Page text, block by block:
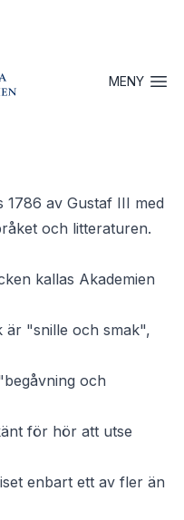
MENYÖppna
1786 av Gustaf III med
och litteraturen.
kallas Akademien
är "snille och smak",
och
för hör att utse
enbart ett av fler än